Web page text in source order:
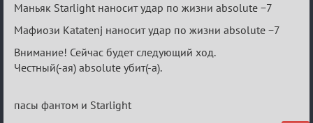
Маньяк Starlight наносит удар по жизни absolute −7
Мафиози Katatenj наносит удар по жизни absolute −7
Внимание! Сейчас будет следующий ход.
Честный(-ая) absolute убит(-а).
пасы фантом и Starlight